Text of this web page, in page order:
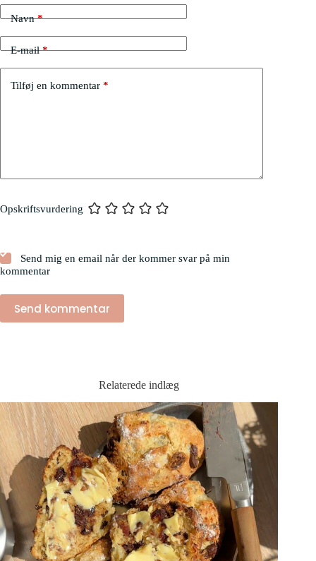
Navn*
E-mail*
Tilføj en kommentar *
Opskriftsvurdering
Send mig en email når der kommer svar på min
kommentar
Send kommentar
Relaterede indlæg